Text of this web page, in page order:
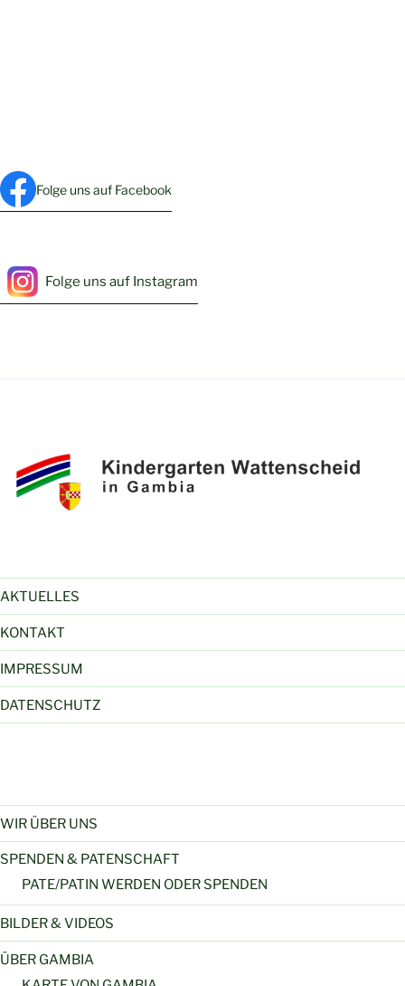
Folge uns auf Facebook
Folge uns auf Instagram
AKTUELLES
KONTAKT
IMPRESSUM
DATENSCHUTZ
WIR ÜBER UNS
SPENDEN & PATENSCHAFT
PATE/PATIN WERDEN ODER SPENDEN
BILDER & VIDEOS
ÜBER GAMBIA